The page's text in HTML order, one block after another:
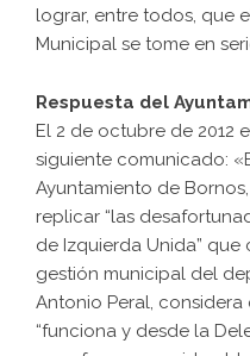
lograr, entre todos, que
Municipal se tome en
Respuesta del
El 2 de octubre de 2012
siguiente comunicado:
Ayuntamiento de
replicar “las
de Izquierda Unida” que
gestión municipal del
Antonio Peral,
“funciona y desde la